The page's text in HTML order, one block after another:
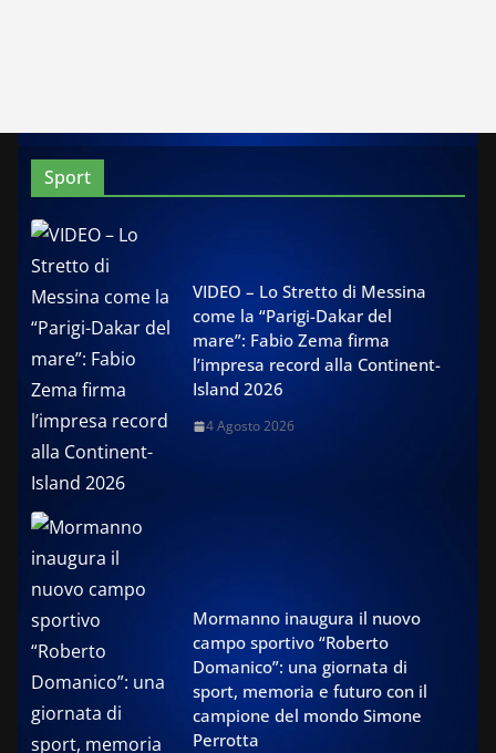
Sport
VIDEO – Lo Stretto di Messina
come la “Parigi-Dakar del
mare”: Fabio Zema firma
l’impresa record alla Continent-
Island 2026
4 Agosto 2026
Mormanno inaugura il nuovo
campo sportivo “Roberto
Domanico”: una giornata di
sport, memoria e futuro con il
campione del mondo Simone
Perrotta